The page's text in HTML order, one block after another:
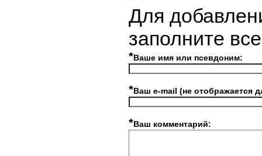
Для
заполните
*Ваше имя или псевдоним:
*Ваш e-mail (не отображается
*Ваш комментарий: